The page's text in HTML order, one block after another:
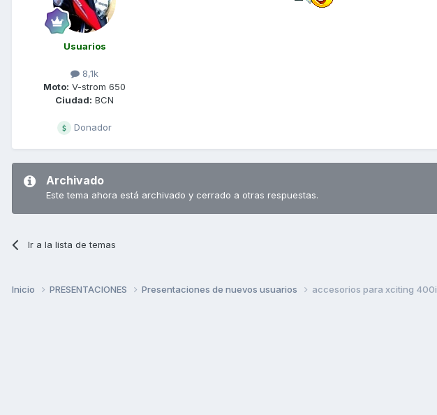
Usuarios
8,1k
Moto: V-strom 650
Ciudad: BCN
Donador
Archivado
Este tema ahora está archivado y cerrado a otras respuestas.
Ir a la lista de temas
Inicio PRESENTACIONES Presentaciones de nuevos usuarios accesorios para xciting 400i